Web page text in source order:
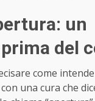
un
del
come
una cura che